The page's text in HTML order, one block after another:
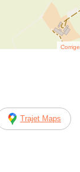
Trajet Maps